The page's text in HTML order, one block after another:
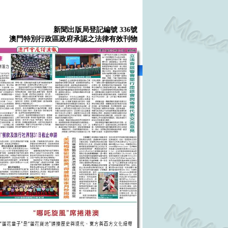
新聞出版局登記編號 336號
澳門特別行政區政府承認之法律有效刊物